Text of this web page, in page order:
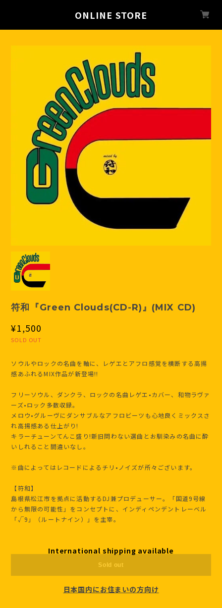
ONLINE STORE
符和『Green Clouds(CD-R)』(MIX CD)
¥1,500
SOLD OUT
ソウルやロックの名曲を軸に、レゲエとアフロ感覚を横断する高揚
感あふれるMIX作品が新登場!!
フリーソウル、ダンクラ、ロックの名曲レゲエ•カバー、和物ラヴァ
ーズ•ロック多数収録。
メロウ•グルーヴにダンサブルなアフロビーツも心地良くミックスさ
れ高揚感ある仕上がり!
キラーチューンてんこ盛り!新旧問わない選曲とお馴染みの名曲に酔
いしれること間違いなし。
※曲によってはレコードによるチリ•ノイズが所々ございます。
【符和】
島根県松江市を拠点に活動するDJ兼プロデューサー。「国道9号線
から無限の可能性」をコンセプトに、インディペンデントレーベル
「√9」（ルートナイン）」を主宰。
International shipping available
Sold out
日本国内にお住まいの方向け